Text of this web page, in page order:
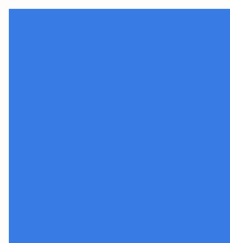
contenu